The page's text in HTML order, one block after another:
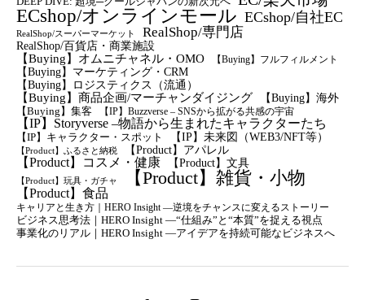
ECshop/オンラインモール ECshop/自社EC
RealShop/スーパーマーケット RealShop/専門店
RealShop/百貨店・商業施設
【Buying】オムニチャネル・OMO
【Buying】フルフィルメント
【Buying】マーケティング・CRM
【buying】ロジスティクス（流通）
【Buying】商品企画/マーチャンダイジング 【Buying】海外
【Buying】集客 【IP】Buzzverse – SNSから拡がる共感の宇宙
【IP】Storyverse –物語から生まれたキャラクターたち
【IP】キャラクター・スポット 【IP】未来図（WEB3/NFT等）
【Product】ふるさと納税 【Product】アパレル
【Product】コスメ・健康 【Product】文具
【Product】玩具・ガチャ 【Product】雑貨・小物
【Product】食品
キャリアと生き方｜HERO Insight —逆境をチャンスに変えるストーリー
ビジネス思考法｜HERO Insight —“仕組み”と“本質”を捉える視点
事業化のリアル｜HERO Insight —アイデアを持続可能なビジネスへ